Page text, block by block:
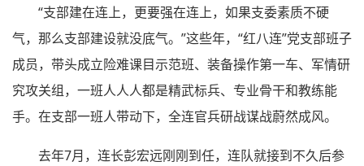
“支部建在连上，更要强在连上，如果支委素质不硬
气，那么支部建设就没底气。”这些年，“红八连”党支部班子
成员，带头成立险难课目示范班、装备操作第一车、军情研
究攻关组，一班人人人都是精武标兵、专业骨干和教练能
手。在支部一班人带动下，全连官兵研战谋战蔚然成风。
去年7月，连长彭宏远刚刚到任，连队就接到不久后参